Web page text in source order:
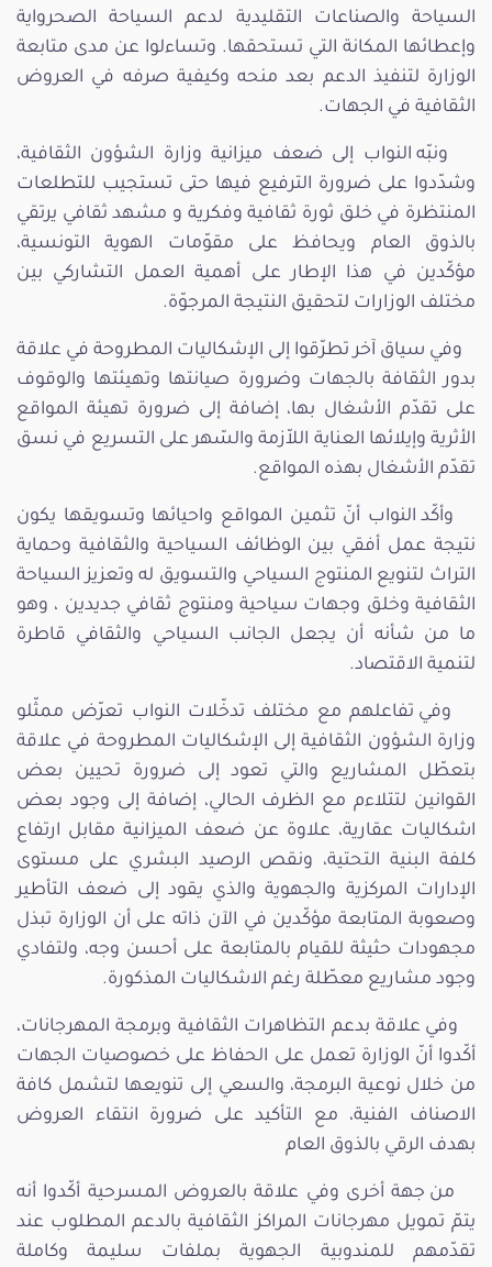
السياحة والصناعات التقليدية لدعم السياحة الصحرواية
وإعطائها المكانة التي تستحقها. وتساءلوا عن مدى متابعة
الوزارة لتنفيذ الدعم بعد منحه وكيفية صرفه في العروض
الثقافية في الجهات.
ونبّه النواب إلى ضعف ميزانية وزارة الشؤون الثقافية،
وشدّدوا على ضرورة الترفيع فيها حتى تستجيب للتطلعات
المنتظرة في خلق ثورة ثقافية وفكرية و مشهد ثقافي يرتقي
بالذوق العام ويحافظ على مقوّمات الهوية التونسية،
مؤكّدين في هذا الإطار على أهمية العمل التشاركي بين
مختلف الوزارات لتحقيق النتيجة المرجوّة.
وفي سياق آخر تطرّقوا إلى الإشكاليات المطروحة في علاقة
بدور الثقافة بالجهات وضرورة صيانتها وتهيئتها والوقوف
على تقدّم الأشغال بها، إضافة إلى ضرورة تهيئة المواقع
الأثرية وإيلائها العناية اللاّزمة والسّهر على التسريع في نسق
تقدّم الأشغال بهذه المواقع.
وأكّد النواب أنّ تثمين المواقع واحيائها وتسويقها يكون
نتيجة عمل أفقي بين الوظائف السياحية والثقافية وحماية
التراث لتنويع المنتوج السياحي والتسويق له وتعزيز السياحة
الثقافية وخلق وجهات سياحية ومنتوج ثقافي جديدين ، وهو
ما من شأنه أن يجعل الجانب السياحي والثقافي قاطرة
لتنمية الاقتصاد.
وفي تفاعلهم مع مختلف تدخّلات النواب تعرّض ممثّلو
وزارة الشؤون الثقافية إلى الإشكاليات المطروحة في علاقة
بتعطّل المشاريع والتي تعود إلى ضرورة تحيين بعض
القوانين لتتلاءم مع الظرف الحالي، إضافة إلى وجود بعض
اشكاليات عقارية، علاوة عن ضعف الميزانية مقابل ارتفاع
كلفة البنية التحتية، ونقص الرصيد البشري على مستوى
الإدارات المركزية والجهوية والذي يقود إلى ضعف التأطير
وصعوبة المتابعة مؤكّدين في الآن ذاته على أن الوزارة تبذل
مجهودات حثيثة للقيام بالمتابعة على أحسن وجه، ولتفادي
وجود مشاريع معطّلة رغم الاشكاليات المذكورة.
وفي علاقة بدعم التظاهرات الثقافية وبرمجة المهرجانات،
أكّدوا أنّ الوزارة تعمل على الحفاظ على خصوصيات الجهات
من خلال نوعية البرمجة، والسعي إلى تنويعها لتشمل كافة
الاصناف الفنية، مع التأكيد على ضرورة انتقاء العروض
بهدف الرقي بالذوق العام
من جهة أخرى وفي علاقة بالعروض المسرحية أكّدوا أنه
يتمّ تمويل مهرجانات المراكز الثقافية بالدعم المطلوب عند
تقدّمهم للمندوبية الجهوية بملفات سليمة وكاملة